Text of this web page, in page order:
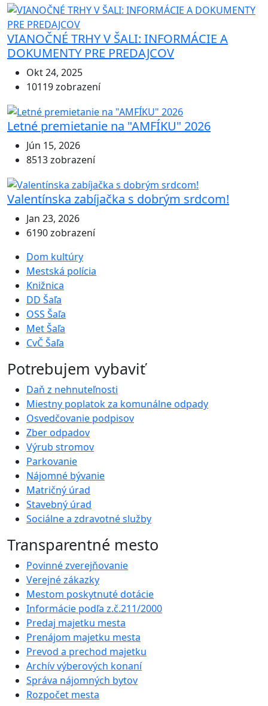
VIANOČNÉ TRHY V ŠALI: INFORMÁCIE A
DOKUMENTY PRE PREDAJCOV
Okt 24, 2025
10119 zobrazení
Letné premietanie na "AMFÍKU" 2026
Jún 15, 2026
8513 zobrazení
Valentínska zabíjačka s dobrým srdcom!
Jan 23, 2026
6190 zobrazení
Dom kultúry
Mestská polícia
Knižnica
DD Šaľa
OSS Šaľa
Met Šaľa
CvČ Šaľa
Potrebujem vybaviť
Daň z nehnuteľnosti
Miestny poplatok za komunálne odpady
Osvedčovanie podpisov
Zber odpadov
Výrub stromov
Parkovanie
Nájomné bývanie
Matričný úrad
Stavebný úrad
Sociálne a zdravotné služby
Transparentné mesto
Povinné zverejňovanie
Verejné zákazky
Mestom poskytnuté dotácie
Informácie podľa z.č.211/2000
Predaj majetku mesta
Prenájom majetku mesta
Prevod a prechod majetku
Archív výberových konaní
Správa nájomných bytov
Rozpočet mesta